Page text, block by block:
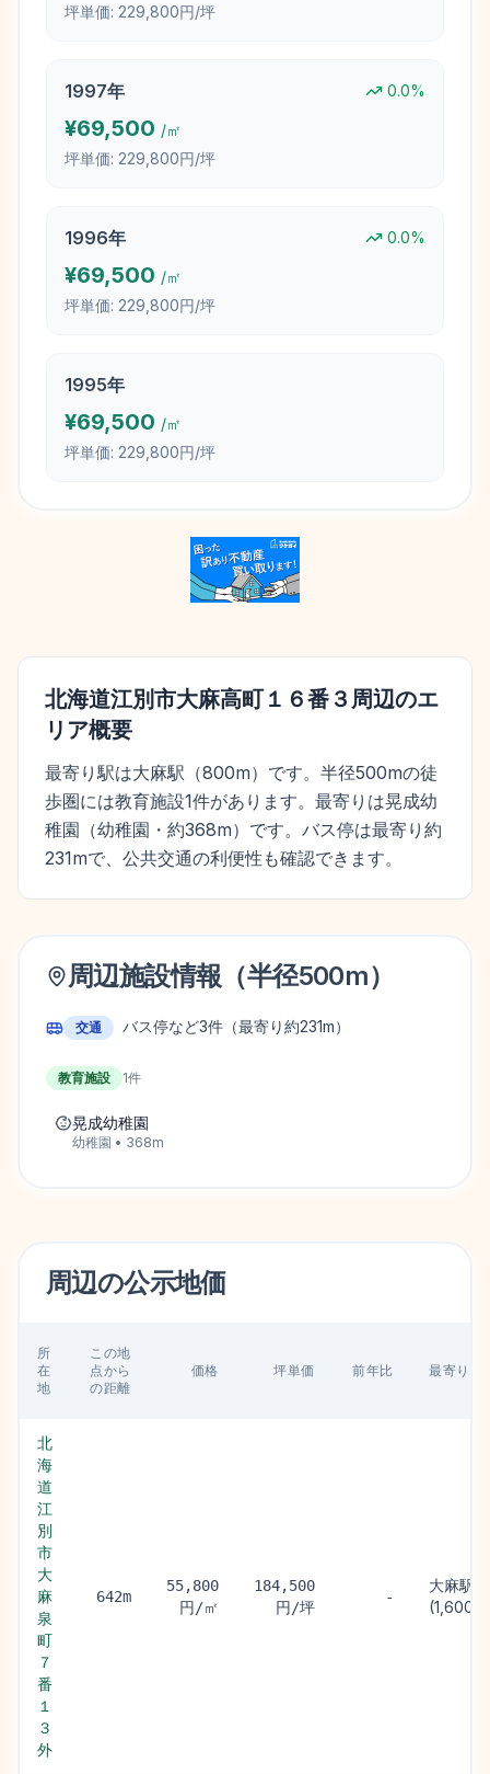
坪単価: 229,800円/坪
1997年 0.0%
¥69,500 /㎡
坪単価: 229,800円/坪
1996年 0.0%
¥69,500 /㎡
坪単価: 229,800円/坪
1995年
¥69,500 /㎡
坪単価: 229,800円/坪
北海道江別市大麻高町１６番３ 周辺のエ
リア概要
最寄り駅は大麻駅（800m）です。半径500mの徒
歩圏には教育施設1件があります。最寄りは晃成幼
稚園（幼稚園・約368m）です。バス停は最寄り約
231mで、公共交通の利便性も確認できます。
周辺施設情報（半径500m）
交通 バス停など3件 （最寄り約231m）
教育施設 1件
晃成幼稚園
幼稚園 • 368m
周辺の公示地価
所
在
地
この地
点から
の距離
価格 坪単価 前年比 最寄り駅
北
海
道
江
別
市
大
麻
泉
町
７
番
１
３
外
642m
55,800
円/㎡
184,500
円/坪
-
大麻駅